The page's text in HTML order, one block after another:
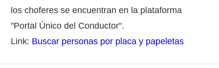
los choferes se encuentran en la plataforma
"Portal Único del Conductor".
Link: Buscar personas por placa y papeletas